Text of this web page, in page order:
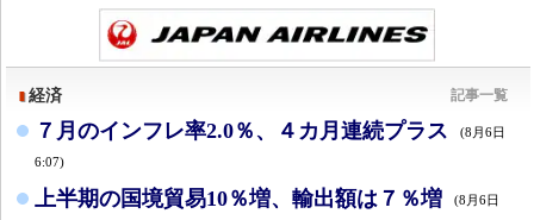
経済 記事一覧
７月のインフレ率2.0％、４カ月連続プラス (8月6日
6:07)
上半期の国境貿易10％増、輸出額は７％増 (8月6日